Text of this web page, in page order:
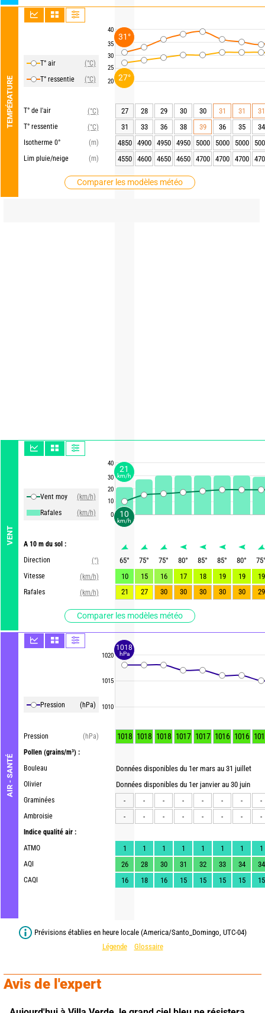
TEMPÉRATURE
T° air
(°C)
T° ressentie
(°C)
T° de l'air
(°C)
T° ressentie
(°C)
Isotherme 0°
(m)
Lim pluie/neige
(m)
Comparer les modèles météo
VENT
Vent moy
(km/h)
Rafales
(km/h)
A 10 m du sol :
Direction
(°)
Vitesse
(km/h)
Rafales
(km/h)
Comparer les modèles météo
AIR - SANTÉ
Pression (hPa)
Pression
(hPa)
Pollen (grains/m³) :
Bouleau
Olivier
Graminées
Ambroisie
Indice qualité air :
ATMO
AQI
CAQI
40
35
30
25
20
40
30
20
10
0
1020
1015
1010
27 28 29 30 30 31 31
31
31
33 36 38 39 36 35
34
4850
4900 4950 4950 5000 5000 5000
4550
4600 4650 4650 4700 4700 4700
65° 75° 75° 80° 85° 85° 80° 75
10
15 16 17 18 19 19
19
21
27 30 30 30 30 30 29
1018 1018 1018 1017 1017 1016 1016
Données disponibles du 1er mars au 31 juillet
Données disponibles du 1er janvier au 30 juin
-
- - - - - -
-
-
- - - - - - -
1 1 1 1 1 1 1
1
26
28 30 31 32 33 34
34
16
18 16 15 15 15 15 15
Prévisions établies en heure locale (America/Santo_Domingo, UTC-04)
Légende
Glossaire
Avis de l'expert
10
km/h
21
km/h
27°
31°
1018
hPa